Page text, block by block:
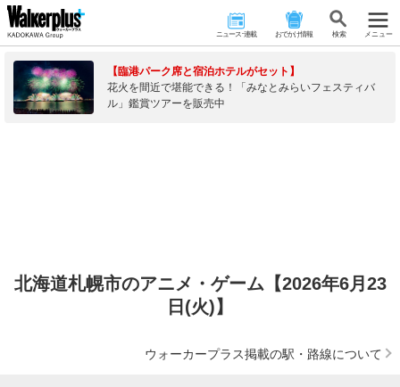
ニュース･連載 おでかけ情報 検 索 メニュー
【臨港パーク席と宿泊ホテルがセット】
花火を間近で堪能できる！「みなとみらいフェスティバ
ル」鑑賞ツアーを販売中
北海道札幌市のアニメ・ゲーム【2026年6月23
日(火)】
ウォーカープラス掲載の駅・路線について